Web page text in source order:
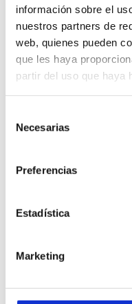
información sobre el
nuestros partners de
web, quienes pueden
que les haya
partir del uso que haya
Necesarias
Preferencias
Estadística
Marketing
Las rutas desde
servicio regularmente
demanda de
Aquí encontrará
mercado: https://
den-nahen-osten-
¿Qué
para
construcción?